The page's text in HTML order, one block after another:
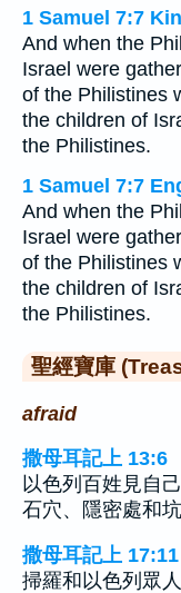
1 Samuel 7:7
And when the
Israel were
of the Philistines
the children of
the Philistines.
1 Samuel 7:7
And when the
Israel were
of the Philistines
the children of
the Philistines.
聖經寶庫
afraid
撒母耳記上 13:6
以色列百姓見自
石穴、隱密處和坑
撒母耳記上 17:11
掃羅和以色列眾